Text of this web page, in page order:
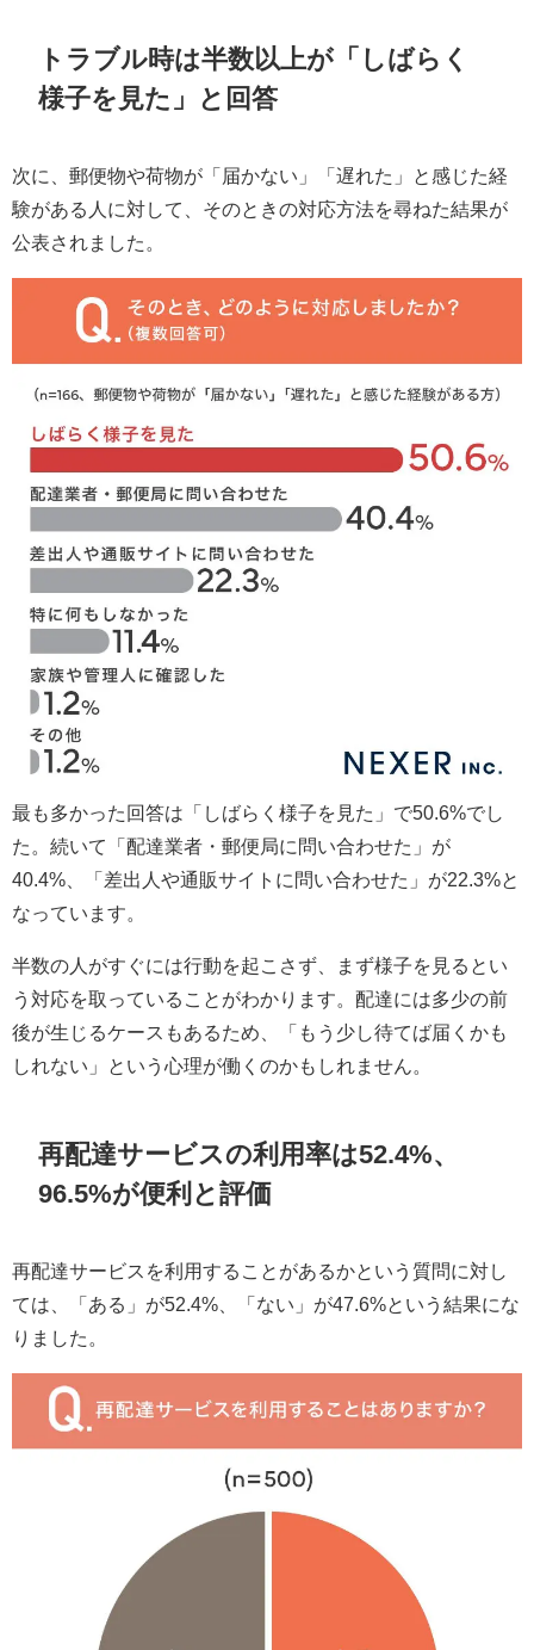
トラブル時は半数以上が「しばらく
様子を見た」と回答
次に、郵便物や荷物が「届かない」「遅れた」と感じた経
験がある人に対して、そのときの対応方法を尋ねた結果が
公表されました。
最も多かった回答は「しばらく様子を見た」で50.6%でし
た。続いて「配達業者・郵便局に問い合わせた」が
40.4%、「差出人や通販サイトに問い合わせた」が22.3%と
なっています。
半数の人がすぐには行動を起こさず、まず様子を見るとい
う対応を取っていることがわかります。配達には多少の前
後が生じるケースもあるため、「もう少し待てば届くかも
しれない」という心理が働くのかもしれません。
再配達サービスの利用率は52.4%、
96.5%が便利と評価
再配達サービスを利用することがあるかという質問に対し
ては、「ある」が52.4%、「ない」が47.6%という結果にな
りました。